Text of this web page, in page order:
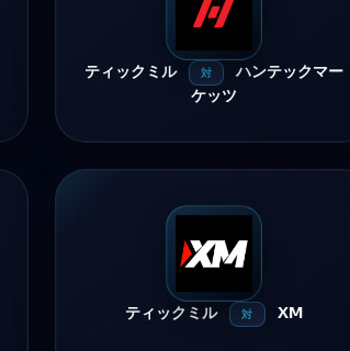
ティックミル 対
ハンテックマー
ケッツ
ティックミル 対 XM